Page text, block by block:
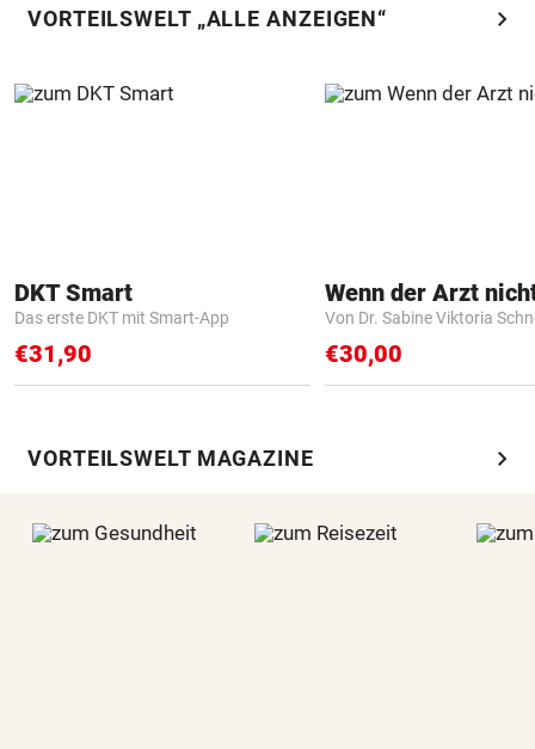
VORTEILSWELT „ALLE ANZEIGEN“ chevron_right
DKT Smart
Das erste DKT mit Smart-App
€31,90
Von Dr. Sabine Viktoria
€30,00
VORTEILSWELT MAGAZINE chevron_right